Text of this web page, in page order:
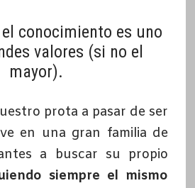
el conocimiento es uno
valores (si no el
mayor).
prota a pasar de ser
en una gran familia de
a buscar su propio
siempre el mismo